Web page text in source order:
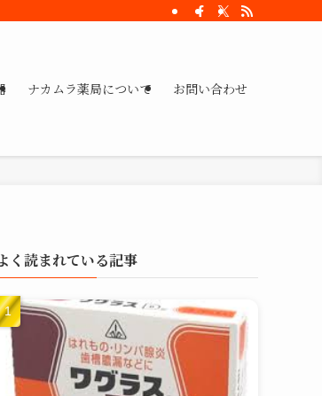
ナカムラ薬局について お問い合わせ
く読まれている記事